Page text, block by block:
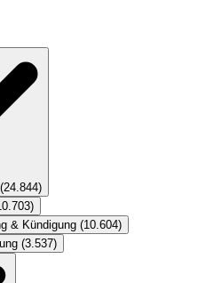
(24.844)
)
& Kündigung (10.604)
(3.537)